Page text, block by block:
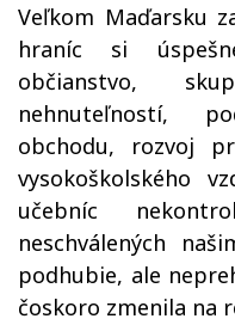
Veľkom Maďarsku
hraníc si
občianstvo,
nehnuteľností,
obchodu, rozvoj
vysokoškolského
učebníc
neschválených
podhubie, ale
čoskoro zmenila na